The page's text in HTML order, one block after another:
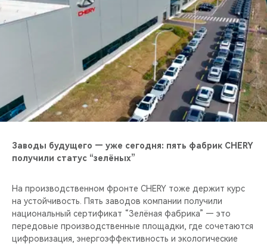
Заводы будущего — уже сегодня: пять фабрик CHERY
получили статус “зелёных”
На производственном фронте CHERY тоже держит курс
на устойчивость. Пять заводов компании получили
национальный сертификат “Зелёная фабрика” — это
передовые производственные площадки, где сочетаются
цифровизация, энергоэффективность и экологические